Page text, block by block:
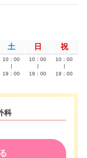
土 日 祝
10：00
19：00
10：00
19：00
10：00
19：00
科